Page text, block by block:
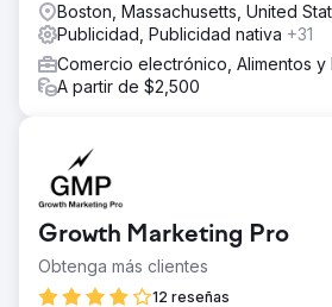
Boston, Massachusetts, United
Publicidad, Publicidad nativa +31
Comercio electrónico, Alimentos y
A partir de $2,500
Growth Marketing Pro
Obtenga más clientes
12 reseñas